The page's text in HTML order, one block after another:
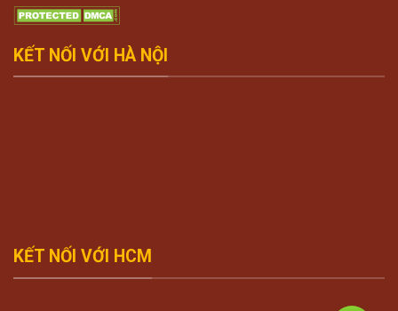
KẾT NỐI VỚI HÀ NỘI
KẾT NỐI VỚI HCM